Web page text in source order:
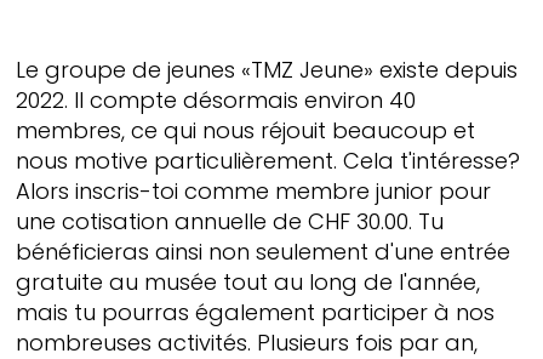
Le groupe de jeunes «TMZ Jeune» existe depuis
2022. Il compte désormais environ 40
membres, ce qui nous réjouit beaucoup et
nous motive particulièrement. Cela t'intéresse?
Alors inscris-toi comme membre junior pour
une cotisation annuelle de CHF 30.00. Tu
bénéficieras ainsi non seulement d'une entrée
gratuite au musée tout au long de l'année,
mais tu pourras également participer à nos
nombreuses activités. Plusieurs fois par an,